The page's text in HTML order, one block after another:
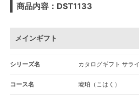
商品内容：DST1133
メインギフト
シリーズ名 カタログギフト サラ
コース名 琥珀（こはく）